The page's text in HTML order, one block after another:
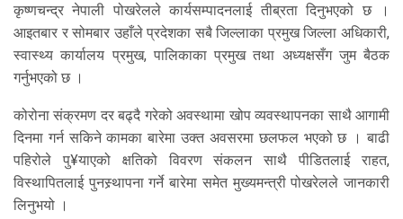
कृष्णचन्द्र नेपाली पोखरेलले कार्यसम्पादनलाई तीब्रता दिनुभएको छ ।
आइतबार र सोमबार उहाँले प्रदेशका सबै जिल्लाका प्रमुख जिल्ला अधिकारी,
स्वास्थ्य कार्यालय प्रमुख, पालिकाका प्रमुख तथा अध्यक्षसँग जुम बैठक
गर्नुभएको छ ।
कोरोना संक्रमण दर बढ्दै गरेको अवस्थामा खोप व्यवस्थापनका साथै आगामी
दिनमा गर्न सकिने कामका बारेमा उक्त अवसरमा छलफल भएको छ । बाढी
पहिरोले पु¥याएको क्षतिको विवरण संकलन साथै पीडितलाई राहत,
विस्थापितलाई पुनस्र्थापना गर्ने बारेमा समेत मुख्यमन्त्री पोखरेलले जानकारी
लिनुभयो ।